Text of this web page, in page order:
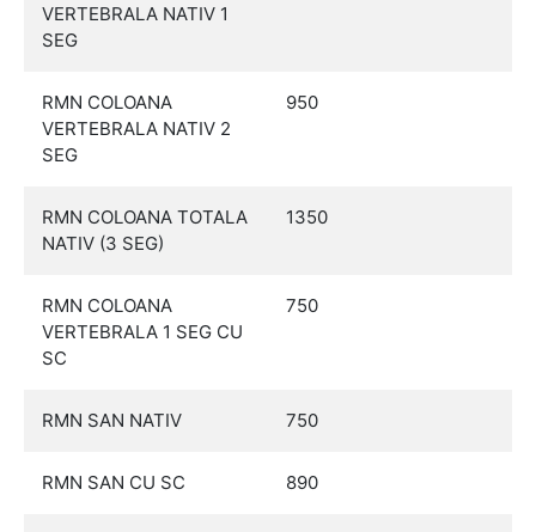
VERTEBRALA NATIV 1
SEG
RMN COLOANA
VERTEBRALA NATIV 2
SEG
950
RMN COLOANA TOTALA
NATIV (3 SEG)
1350
RMN COLOANA
VERTEBRALA 1 SEG CU
SC
750
RMN SAN NATIV 750
RMN SAN CU SC 890